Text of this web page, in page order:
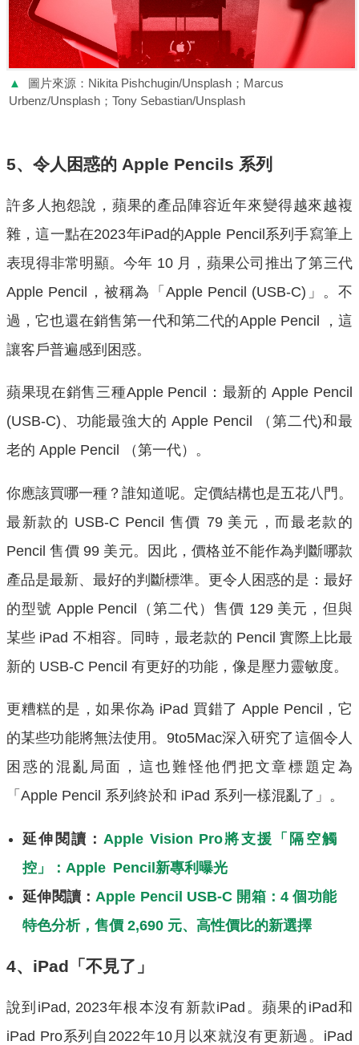
▲
圖片來源：Nikita Pishchugin/Unsplash；Marcus
Urbenz/Unsplash；Tony Sebastian/Unsplash
5、令人困惑的 Apple Pencils 系列
許多人抱怨說，蘋果的產品陣容近年來變得越來越複
雜，這一點在2023年iPad的Apple Pencil系列手寫筆上
表現得非常明顯。今年 10 月，蘋果公司推出了第三代
Apple Pencil，被稱為「Apple Pencil (USB-C)」。不
過，它也還在銷售第一代和第二代的Apple Pencil ，這
讓客戶普遍感到困惑。
蘋果現在銷售三種Apple Pencil：最新的 Apple Pencil
(USB-C)、功能最強大的 Apple Pencil （第二代)和最
老的 Apple Pencil （第一代）。
你應該買哪一種？誰知道呢。定價結構也是五花八門。
最新款的 USB-C Pencil 售價 79 美元，而最老款的
Pencil 售價 99 美元。因此，價格並不能作為判斷哪款
產品是最新、最好的判斷標準。更令人困惑的是：最好
的型號 Apple Pencil（第二代）售價 129 美元，但與
某些 iPad 不相容。同時，最老款的 Pencil 實際上比最
新的 USB-C Pencil 有更好的功能，像是壓力靈敏度。
更糟糕的是，如果你為 iPad 買錯了 Apple Pencil，它
的某些功能將無法使用。9to5Mac深入研究了這個令人
困惑的混亂局面，這也難怪他們把文章標題定為
「Apple Pencil 系列終於和 iPad 系列一樣混亂了」。
延伸閱讀： Apple Vision Pro將支援「隔空觸
控」：Apple Pencil新專利曝光
延伸閱讀： Apple Pencil USB-C 開箱：4 個功能
特色分析，售價 2,690 元、高性價比的新選擇
4、iPad「不見了」
說到iPad, 2023年根本沒有新款iPad。蘋果的iPad和
iPad Pro系列自2022年10月以來就沒有更新過。iPad